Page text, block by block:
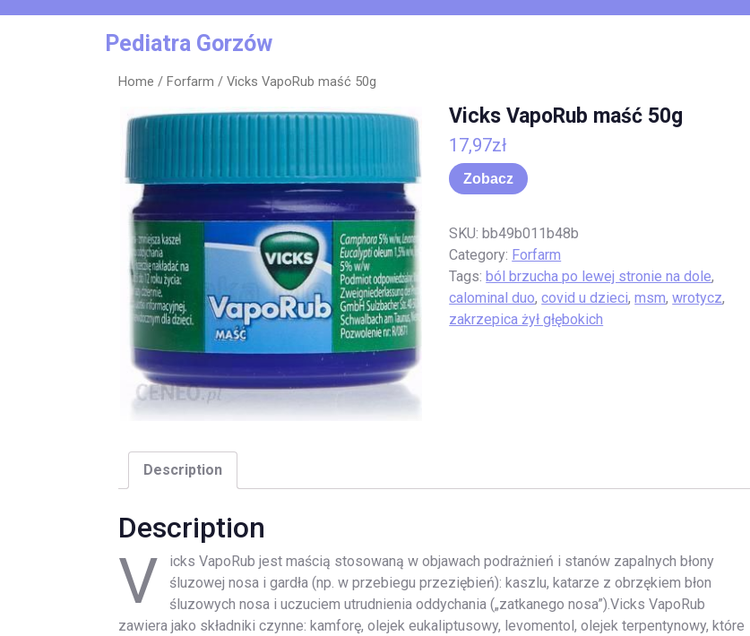
Pediatra Gorzów
Home / Forfarm / Vicks VapoRub maść 50g
Vicks VapoRub maść 50g
17,97zł
Zobacz
SKU: bb49b011b48b
Category: Forfarm
Tags: ból brzucha po lewej stronie na dole,
calominal duo,covid u dzieci,msm,wrotycz,
zakrzepica żył głębokich
Description
Description
V
icks VapoRub jest maścią stosowaną w objawach podrażnień i stanów zapalnych błony
śluzowej nosa i gardła (np. w przebiegu przeziębień): kaszlu, katarze z obrzękiem błon
śluzowych nosa i uczuciem utrudnienia oddychania („zatkanego nosa”).Vicks VapoRub
zawiera jako składniki czynne: kamforę, olejek eukaliptusowy, levomentol, olejek terpentynowy, które